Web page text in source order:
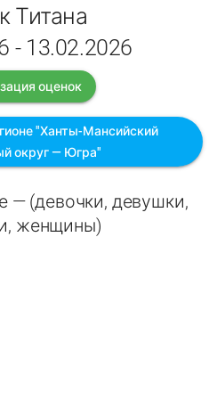
Титана
- 13.02.2026
оценок
"Ханты-Мансийский
округ — Югра"
— (девочки, девушки,
женщины)